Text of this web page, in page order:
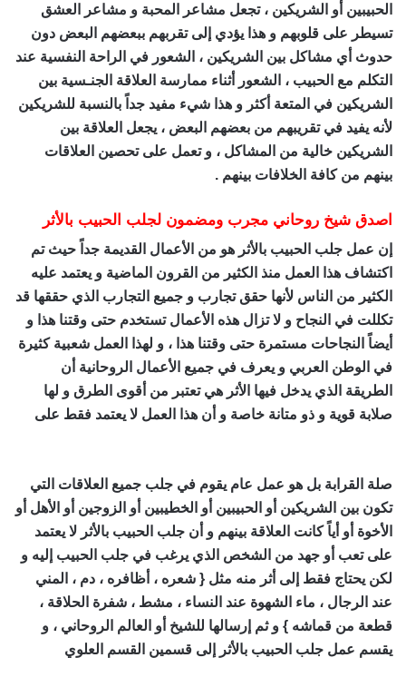
الحبيبين أو الشريكين ، تجعل مشاعر المحبة و مشاعر العشق
تسيطر على قلوبهم و هذا يؤدي إلى تقربهم ببعضهم البعض دون
حدوث أي مشاكل بين الشريكين ، الشعور في الراحة النفسية عند
التكلم مع الحبيب ، الشعور أثناء ممارسة العلاقة الجنـسية بين
الشريكين في المتعة أكثر و هذا شيء مفيد جداً بالنسبة للشريكين
لأنه يفيد في تقريبهم من بعضهم البعض ، يجعل العلاقة بين
الشريكين خالية من المشاكل ، و تعمل على تحصين العلاقات
بينهم من كافة الخلافات بينهم .
اصدق شيخ روحاني مجرب ومضمون لجلب الحبيب بالأثر
إن عمل جلب الحبيب بالأثر هو من الأعمال القديمة جداً حيث تم
اكتشاف هذا العمل منذ الكثير من القرون الماضية و يعتمد عليه
الكثير من الناس لأنها حقق تجارب و جميع التجارب الذي حققها قد
تكللت في النجاح و لا تزال هذه الأعمال تستخدم حتى وقتنا هذا و
أيضاً النجاحات مستمرة حتى وقتنا هذا ، و لهذا العمل شعبية كثيرة
في الوطن العربي و يعرف في جميع الأعمال الروحانية أن
الطريقة الذي يدخل فيها الأثر هي تعتبر من أقوى الطرق و لها
صلابة قوية و ذو متانة خاصة و أن هذا العمل لا يعتمد فقط على
صلة القرابة بل هو عمل عام يقوم في جلب جميع العلاقات التي
تكون بين الشريكين أو الحبيبين أو الخطيبين أو الزوجين أو الأهل أو
الأخوة أو أياً كانت العلاقة بينهم و أن جلب الحبيب بالأثر لا يعتمد
على تعب أو جهد من الشخص الذي يرغب في جلب الحبيب إليه و
لكن يحتاج فقط إلى أثر منه مثل { شعره ، أظافره ، دم ، المني
عند الرجال ، ماء الشهوة عند النساء ، مشط ، شفرة الحلاقة ،
قطعة من قماشه } و ثم إرسالها للشيخ أو العالم الروحاني ، و
يقسم عمل جلب الحبيب بالأثر إلى قسمين القسم العلوي